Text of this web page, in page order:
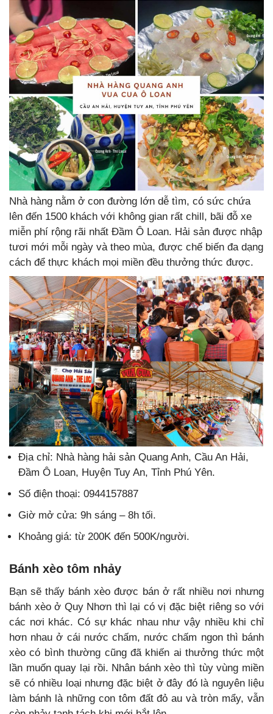
Nhà hàng nằm ở con đường lớn dễ tìm, có sức chứa
lên đến 1500 khách với không gian rất chill, bãi đỗ xe
miễn phí rộng rãi nhất Đầm Ô Loan. Hải sản được nhập
tươi mới mỗi ngày và theo mùa, được chế biến đa dạng
cách để thực khách mọi miền đều thưởng thức được.
Địa chỉ: Nhà hàng hải sản Quang Anh, Cầu An Hải,
Đầm Ô Loan, Huyện Tuy An, Tỉnh Phú Yên.
Số điện thoại: 0944157887
Giờ mở cửa: 9h sáng – 8h tối.
Khoảng giá: từ 200K đến 500K/người.
Bánh xèo tôm nhảy
Bạn sẽ thấy bánh xèo được bán ở rất nhiều nơi nhưng
bánh xèo ở Quy Nhơn thì lại có vị đặc biệt riêng so với
các nơi khác. Có sự khác nhau như vậy nhiều khi chỉ
hơn nhau ở cái nước chấm, nước chấm ngon thì bánh
xèo có bình thường cũng đã khiến ai thưởng thức một
lần muốn quay lại rồi. Nhân bánh xèo thì tùy vùng miền
sẽ có nhiều loại nhưng đặc biệt ở đây đó là nguyên liệu
làm bánh là những con tôm đất đỏ au và tròn mẩy, vẫn